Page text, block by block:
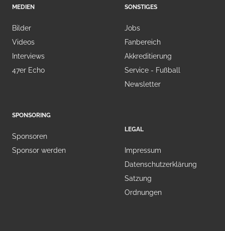
MEDIEN
Bilder
Videos
Interviews
47er Echo
SPONSORING
Sponsoren
Sponsor werden
SONSTIGES
Jobs
Fanbereich
Akkreditierung
Service - Fußball
Newsletter
LEGAL
Impressum
Datenschutzerklärung
Satzung
Ordnungen